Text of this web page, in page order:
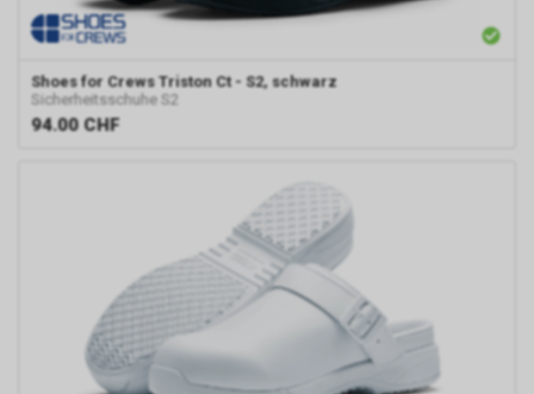
Shoes for Crews Triston Ct - S2, schwarz
Sicherheitsschuhe S2
94.00 CHF